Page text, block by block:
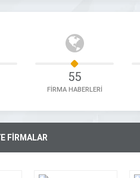
55
FİRMA HABERLERİ
FİRMALAR